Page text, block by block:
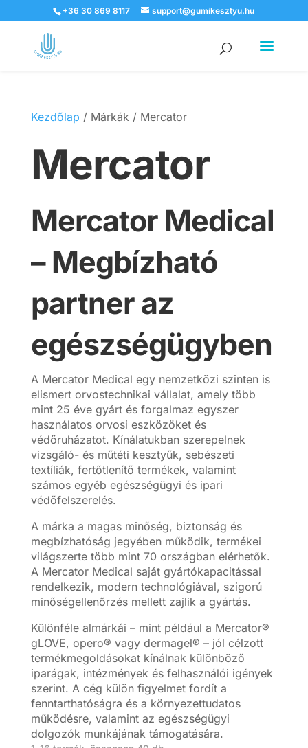
+36 30 869 8117 support@gumikesztyu.hu
Products
search
Kezdőlap / Márkák / Mercator
Mercator
Mercator Medical
– Megbízható
partner az
egészségügyben
A Mercator Medical egy nemzetközi szinten is
elismert orvostechnikai vállalat, amely több
mint 25 éve gyárt és forgalmaz egyszer
használatos orvosi eszközöket és
védőruházatot. Kínálatukban szerepelnek
vizsgáló- és műtéti kesztyűk, sebészeti
textíliák, fertőtlenítő termékek, valamint
számos egyéb egészségügyi és ipari
védőfelszerelés.
A márka a magas minőség, biztonság és
megbízhatóság jegyében működik, termékei
világszerte több mint 70 országban elérhetők.
A Mercator Medical saját gyártókapacitással
rendelkezik, modern technológiával, szigorú
minőségellenőrzés mellett zajlik a gyártás.
Különféle almárkái – mint például a Mercator®
gLOVE, opero® vagy dermagel® – jól célzott
termékmegoldásokat kínálnak különböző
iparágak, intézmények és felhasználói igények
szerint. A cég külön figyelmet fordít a
fenntarthatóságra és a környezettudatos
működésre, valamint az egészségügyi
dolgozók munkájának támogatására.